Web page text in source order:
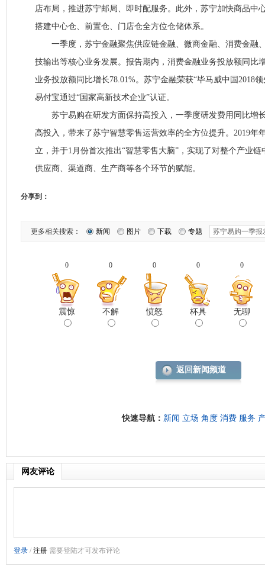
店布局，推进苏宁邮局、即时配服务。此外，苏宁加快商品中
搭建中心仓、前置仓、门店仓全方位仓储体系。
一季度，苏宁金融聚焦供应链金融、微商金融、消费金融
技输出等核心业务发展。报告期内，消费金融业务投放额同比
业务投放额同比增长78.01%。苏宁金融荣获“毕马威中国2018
易付宝通过“国家高新技术企业”认证。
苏宁易购在研发方面保持高投入，一季度研发费用同比增
高投入，带来了苏宁智慧零售运营效率的全方位提升。2019年
立，并于1月份首次推出“智慧零售大脑”，实现了对整个产业
供应商、渠道商、生产商等各个环节的赋能。
分享到：
更多相关搜索： 新闻 图片 下载 专题
0
震惊
0
不解
0
愤怒
0
杯具
0
无聊
返回新闻频道
快速导航： 新闻 立场 角度 消费 服务
网友评论